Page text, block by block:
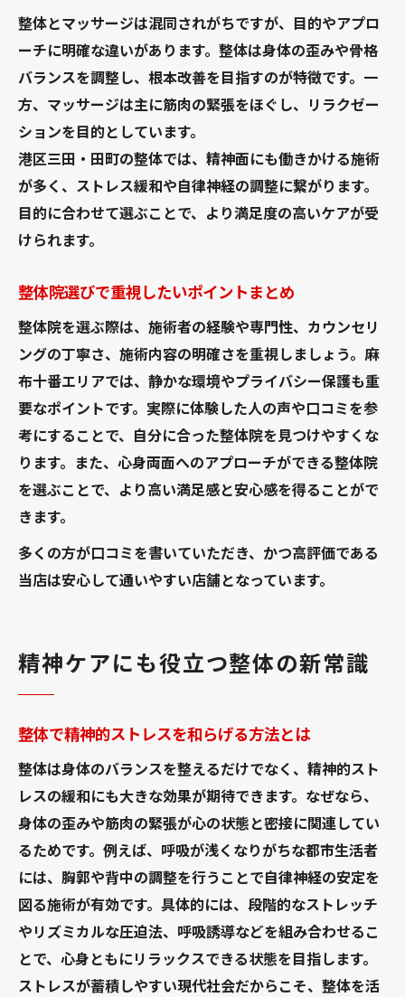
整体と美容鍼の違いと選び方のポイント
ゴッドハンド整体師の美容ケア事例紹介
美容目的で整体を選ぶ際の注意点まとめ
港区三田・田町で叶える健康的なライフスタイ
ル
整体を活用した健康維持の具体的な方法
おすすめ整体院で始める生活習慣の改善術
女性が理想のライフスタイルを実現する秘
整体ケアで日々のストレスをリセットする
方法
整体と食事・運動を組み合わせた実践例
港区三田・田町で続けやすい整体活用術を
紹介
整体とマッサージは混同されがちですが、目的やアプロ
ーチに明確な違いがあります。整体は身体の歪みや骨格
バランスを調整し、根本改善を目指すのが特徴です。一
方、マッサージは主に筋肉の緊張をほぐし、リラクゼー
ションを目的としています。
港区三田・田町の整体では、精神面にも働きかける施術
が多く、ストレス緩和や自律神経の調整に繋がります。
目的に合わせて選ぶことで、より満足度の高いケアが受
けられます。
整体院選びで重視したいポイントまとめ
整体院を選ぶ際は、施術者の経験や専門性、カウンセリ
ングの丁寧さ、施術内容の明確さを重視しましょう。麻
布十番エリアでは、静かな環境やプライバシー保護も重
要なポイントです。実際に体験した人の声や口コミを参
考にすることで、自分に合った整体院を見つけやすくな
ります。また、心身両面へのアプローチができる整体院
を選ぶことで、より高い満足感と安心感を得ることがで
きます。
多くの方が口コミを書いていただき、かつ高評価である
当店は安心して通いやすい店舗となっています。
精神ケアにも役立つ整体の新常識
整体で精神的ストレスを和らげる方法とは
整体は身体のバランスを整えるだけでなく、精神的スト
レスの緩和にも大きな効果が期待できます。なぜなら、
身体の歪みや筋肉の緊張が心の状態と密接に関連してい
るためです。例えば、呼吸が浅くなりがちな都市生活者
には、胸郭や背中の調整を行うことで自律神経の安定を
図る施術が有効です。具体的には、段階的なストレッチ
やリズミカルな圧迫法、呼吸誘導などを組み合わせるこ
とで、心身ともにリラックスできる状態を目指します。
ストレスが蓄積しやすい現代社会だからこそ、整体を活